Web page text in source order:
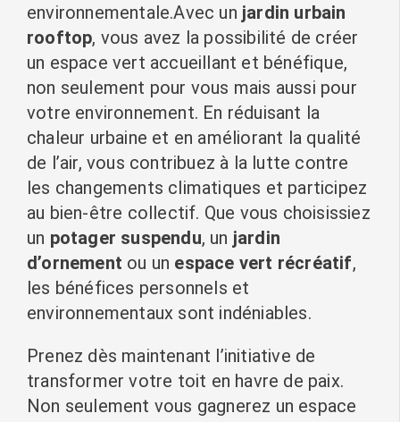
environnementale.Avec un jardin urbain
rooftop, vous avez la possibilité de créer
un espace vert accueillant et bénéfique,
non seulement pour vous mais aussi pour
votre environnement. En réduisant la
chaleur urbaine et en améliorant la qualité
de l’air, vous contribuez à la lutte contre
les changements climatiques et participez
au bien-être collectif. Que vous choisissiez
un potager suspendu, un jardin
d’ornement ou un espace vert récréatif,
les bénéfices personnels et
environnementaux sont indéniables.
Prenez dès maintenant l’initiative de
transformer votre toit en havre de paix.
Non seulement vous gagnerez un espace